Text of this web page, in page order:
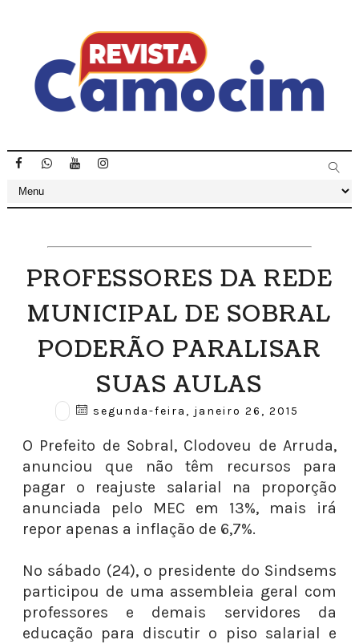
PROFESSORES DA REDE
MUNICIPAL DE SOBRAL
PODERÃO PARALISAR
SUAS AULAS
segunda-feira, janeiro 26, 2015
O Prefeito de Sobral, Clodoveu de Arruda,
anunciou que não têm recursos para
pagar o reajuste salarial na proporção
anunciada pelo MEC em 13%, mais irá
repor apenas a inflação de 6,7%.
No sábado (24), o presidente do Sindsems
participou de uma assembleia geral com
professores e demais servidores da
educação para discutir o piso salarial e